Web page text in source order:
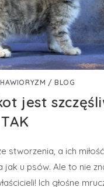
/BLOG
jest
stworzenia, a ich
u psów. Ale to nie
Ich głośne